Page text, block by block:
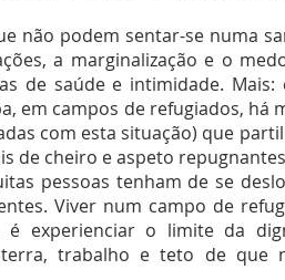
não podem sentar-se numa
a marginalização e o
de saúde e intimidade. Mais:
em campos de refugiados, há
com esta situação) que
de cheiro e aspeto
pessoas tenham de se
Viver num campo de
experienciar o limite da
trabalho e teto de que